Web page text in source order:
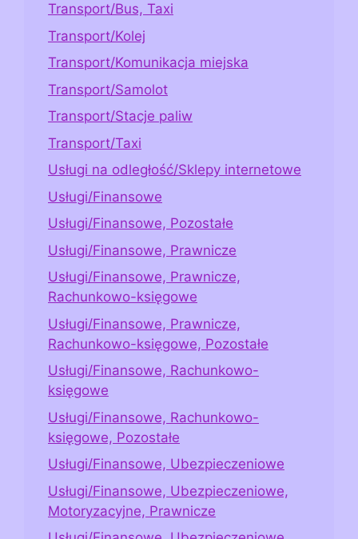
Transport/Bus, Taxi
Transport/Kolej
Transport/Komunikacja miejska
Transport/Samolot
Transport/Stacje paliw
Transport/Taxi
Usługi na odległość/Sklepy internetowe
Usługi/Finansowe
Usługi/Finansowe, Pozostałe
Usługi/Finansowe, Prawnicze
Usługi/Finansowe, Prawnicze,
Rachunkowo-księgowe
Usługi/Finansowe, Prawnicze,
Rachunkowo-księgowe, Pozostałe
Usługi/Finansowe, Rachunkowo-
księgowe
Usługi/Finansowe, Rachunkowo-
księgowe, Pozostałe
Usługi/Finansowe, Ubezpieczeniowe
Usługi/Finansowe, Ubezpieczeniowe,
Motoryzacyjne, Prawnicze